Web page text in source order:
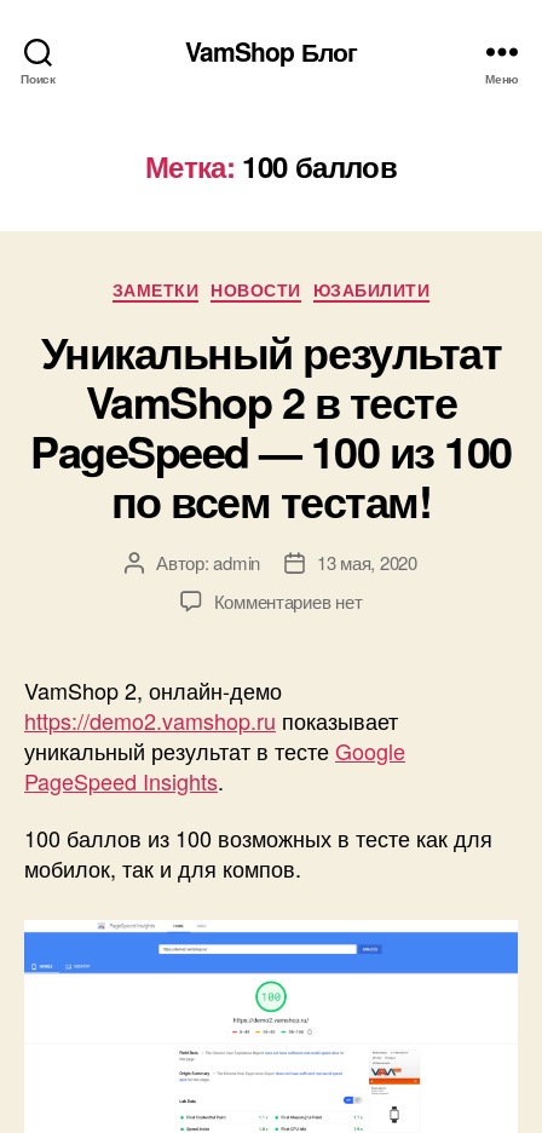
Поиск
VamShop Блог
Меню
Метка: 100 баллов
Рубрики
ЗАМЕТКИ НОВОСТИ ЮЗАБИЛИТИ
Уникальный результат
VamShop 2 в тесте
PageSpeed — 100 из 100
по всем тестам!
Автор
записи
Автор:admin
Дата13 мая, 2020
Комментариевк
2
в
—
100
по
всем
нет
VamShop 2, онлайн-демо
https://demo2.vamshop.ru показывает
уникальный результат в тестеGoogle
PageSpeed Insights.
100 баллов из 100 возможных в тесте как для
мобилок, так и для компов.